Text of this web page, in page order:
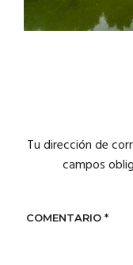
Tu dirección de
campos
COMENTARIO *